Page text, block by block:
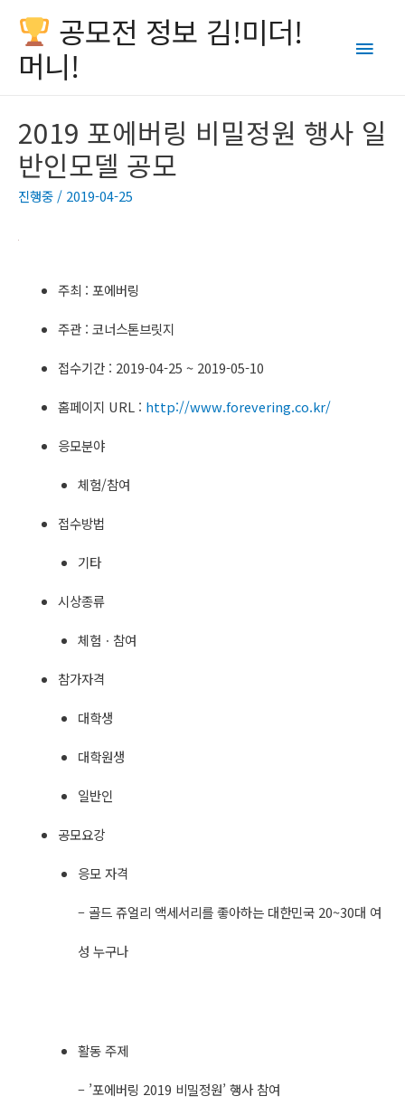
공모전 정보 김!미더!
머니!
Main
2019 포에버링 비밀정원 행사 일
반인모델 공모
진행중 / 2019-04-25
주최 : 포에버링
주관 : 코너스톤브릿지
접수기간 : 2019-04-25 ~ 2019-05-10
홈페이지 URL : http://www.forevering.co.kr/
응모분야
체험/참여
접수방법
기타
시상종류
체험ㆍ참여
참가자격
대학생
대학원생
일반인
공모요강
응모 자격
– 골드 쥬얼리 액세서리를 좋아하는 대한민국 20~30대 여
성 누구나
활동 주제
– ’포에버링 2019 비밀정원’ 행사 참여